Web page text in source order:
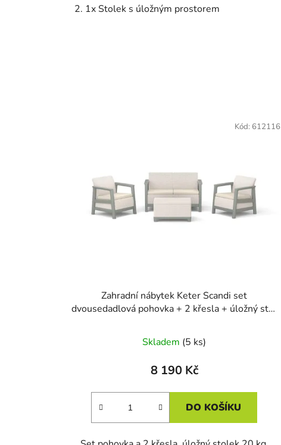
1x Stolek s úložným prostorem
Zahradní nábytek Keter Scandi set
dvousedadlová pohovka + 2 křesla + úložný stůl
Skladem (5 ks)
8 190 Kč
DO KOŠÍKU
Kód: 612116